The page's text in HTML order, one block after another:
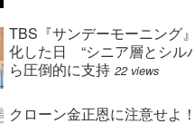
TBS『サンデーモーニング
化した日 “シニア層とシル
ら圧倒的に支持 22 views
クローン金正恩に注意せよ